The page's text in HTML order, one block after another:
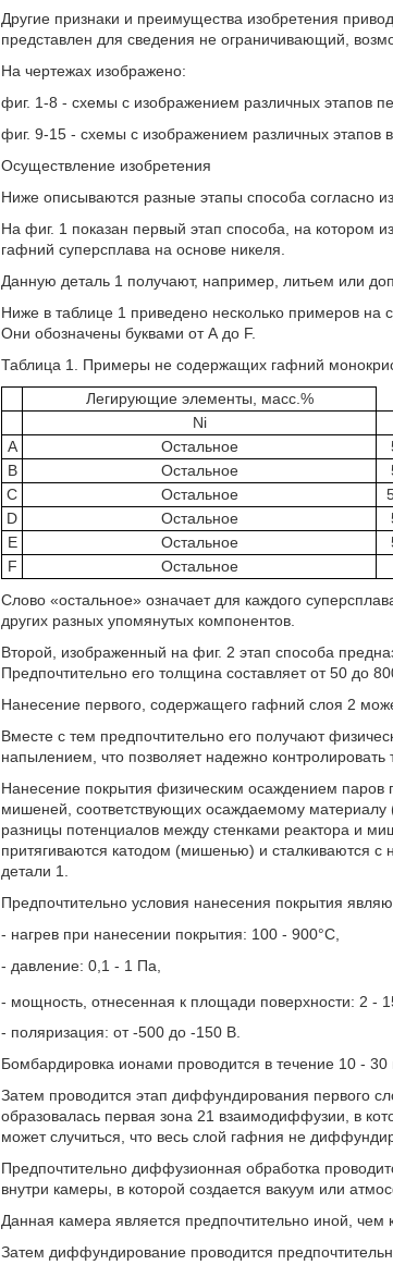
Другие признаки и преимущества изобретения
представлен для сведения не ограничивающий,
На чертежах изображено:
фиг. 1-8 - схемы с изображением различных этапов
фиг. 9-15 - схемы с изображением различных этапов
Осуществление изобретения
Ниже описываются разные этапы способа согласно
На фиг. 1 показан первый этап способа, на котором
гафний суперсплава на основе никеля.
Данную деталь 1 получают, например, литьем или
Ниже в таблице 1 приведено несколько примеров на
Они обозначены буквами от А до F.
Таблица 1. Примеры не содержащих гафний
Легирующие элементы, масс.%
Ni
A
Остальное
B
Остальное
C
Остальное
D
Остальное
E
Остальное
F
Остальное
Слово «остальное» означает для каждого
других разных упомянутых компонентов.
Второй, изображенный на фиг. 2 этап способа
Предпочтительно его толщина составляет от 50 до
Нанесение первого, содержащего гафний слоя 2
Вместе с тем предпочтительно его получают
напылением, что позволяет надежно контролировать
Нанесение покрытия физическим осаждением паров
мишеней, соответствующих осаждаемому
разницы потенциалов между стенками реактора и
притягиваются катодом (мишенью) и сталкиваются
детали 1.
Предпочтительно условия нанесения покрытия
- нагрев при нанесении покрытия: 100 - 900°С,
- давление: 0,1 - 1 Па,
- мощность, отнесенная к площади поверхности: 2 -
- поляризация: от -500 до -150 В.
Бомбардировка ионами проводится в течение 10 -
Затем проводится этап диффундирования первого
образовалась первая зона 21 взаимодиффузии, в
может случиться, что весь слой гафния не
Предпочтительно диффузионная обработка
внутри камеры, в которой создается вакуум или
Данная камера является предпочтительно иной,
Затем диффундирование проводится